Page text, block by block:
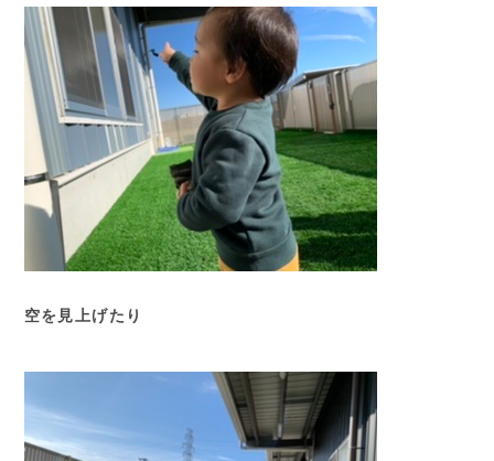
空を見上げたり